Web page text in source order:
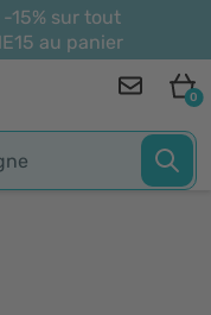
15% sur tout
au panier
0